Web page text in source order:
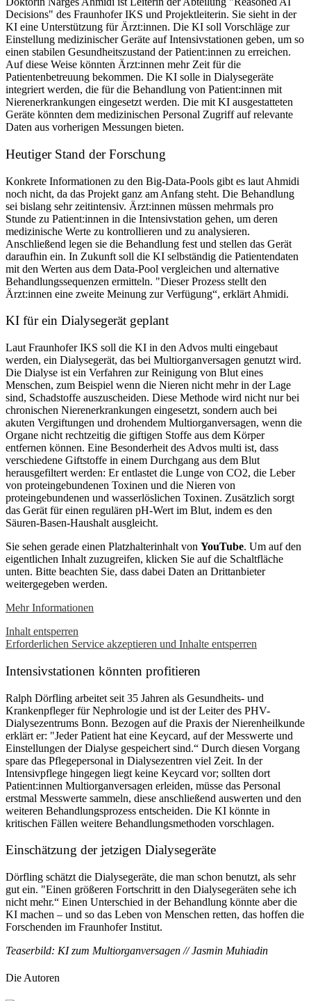
Decisions" des Fraunhofer IKS und Projektleiterin. Sie sieht in der
KI eine Unterstützung für Ärzt:innen. Die KI soll Vorschläge zur
Einstellung medizinischer Geräte auf Intensivstationen geben, um so
einen stabilen Gesundheitszustand der Patient:innen zu erreichen.
Auf diese Weise könnten Ärzt:innen mehr Zeit für die
Patientenbetreuung bekommen. Die KI solle in Dialysegeräte
integriert werden, die für die Behandlung von Patient:innen mit
Nierenerkrankungen eingesetzt werden. Die mit KI ausgestatteten
Geräte könnten dem medizinischen Personal Zugriff auf relevante
Daten aus vorherigen Messungen bieten.
Heutiger Stand der Forschung
Konkrete Informationen zu den Big-Data-Pools gibt es laut Ahmidi
noch nicht, da das Projekt ganz am Anfang steht. Die Behandlung
sei bislang sehr zeitintensiv. Ärzt:innen müssen mehrmals pro
Stunde zu Patient:innen in die Intensivstation gehen, um deren
medizinische Werte zu kontrollieren und zu analysieren.
Anschließend legen sie die Behandlung fest und stellen das Gerät
daraufhin ein. In Zukunft soll die KI selbständig die Patientendaten
mit den Werten aus dem Data-Pool vergleichen und alternative
Behandlungssequenzen ermitteln. "Dieser Prozess stellt den
Ärzt:innen eine zweite Meinung zur Verfügung“, erklärt Ahmidi.
KI für ein Dialysegerät geplant
Laut Fraunhofer IKS soll die KI in den Advos multi eingebaut
werden, ein Dialysegerät, das bei Multiorganversagen genutzt wird.
Die Dialyse ist ein Verfahren zur Reinigung von Blut eines
Menschen, zum Beispiel wenn die Nieren nicht mehr in der Lage
sind, Schadstoffe auszuscheiden. Diese Methode wird nicht nur bei
chronischen Nierenerkrankungen eingesetzt, sondern auch bei
akuten Vergiftungen und drohendem Multiorganversagen, wenn die
Organe nicht rechtzeitig die giftigen Stoffe aus dem Körper
entfernen können. Eine Besonderheit des Advos multi ist, dass
verschiedene Giftstoffe in einem Durchgang aus dem Blut
herausgefiltert werden: Er entlastet die Lunge von CO2, die Leber
von proteingebundenen Toxinen und die Nieren von
proteingebundenen und wasserlöslichen Toxinen. Zusätzlich sorgt
das Gerät für einen regulären pH-Wert im Blut, indem es den
Säuren-Basen-Haushalt ausgleicht.
Sie sehen gerade einen Platzhalterinhalt von YouTube. Um auf den
eigentlichen Inhalt zuzugreifen, klicken Sie auf die Schaltfläche
unten. Bitte beachten Sie, dass dabei Daten an Drittanbieter
weitergegeben werden.
Mehr Informationen
Inhalt entsperren
Erforderlichen Service akzeptieren und Inhalte entsperren
Intensivstationen könnten profitieren
Ralph Dörfling arbeitet seit 35 Jahren als Gesundheits- und
Krankenpfleger für Nephrologie und ist der Leiter des PHV-
Dialysezentrums Bonn. Bezogen auf die Praxis der Nierenheilkunde
erklärt er: "Jeder Patient hat eine Keycard, auf der Messwerte und
Einstellungen der Dialyse gespeichert sind.“ Durch diesen Vorgang
spare das Pflegepersonal in Dialysezentren viel Zeit. In der
Intensivpflege hingegen liegt keine Keycard vor; sollten dort
Patient:innen Multiorganversagen erleiden, müsse das Personal
erstmal Messwerte sammeln, diese anschließend auswerten und den
weiteren Behandlungsprozess entscheiden. Die KI könnte in
kritischen Fällen weitere Behandlungsmethoden vorschlagen.
Einschätzung der jetzigen Dialysegeräte
Dörfling schätzt die Dialysegeräte, die man schon benutzt, als sehr
gut ein. "Einen größeren Fortschritt in den Dialysegeräten sehe ich
nicht mehr.“ Einen Unterschied in der Behandlung könnte aber die
KI machen – und so das Leben von Menschen retten, das hoffen die
Forschenden im Fraunhofer Institut.
Teaserbild: KI zum Multiorganversagen // Jasmin Muhiadin
Die Autoren